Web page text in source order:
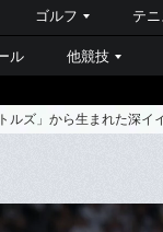
ゴルフ テニ
ル 他競技
ルズ」から生まれた深